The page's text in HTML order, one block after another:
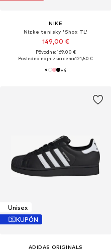
NIKE
Nízke tenisky 'Shox TL'
149,00 €
Pôvodne: 169,00 €
Posledná najnižšia cena:121,50 €
+4
Unisex
KUPÓN
ADIDAS ORIGINALS